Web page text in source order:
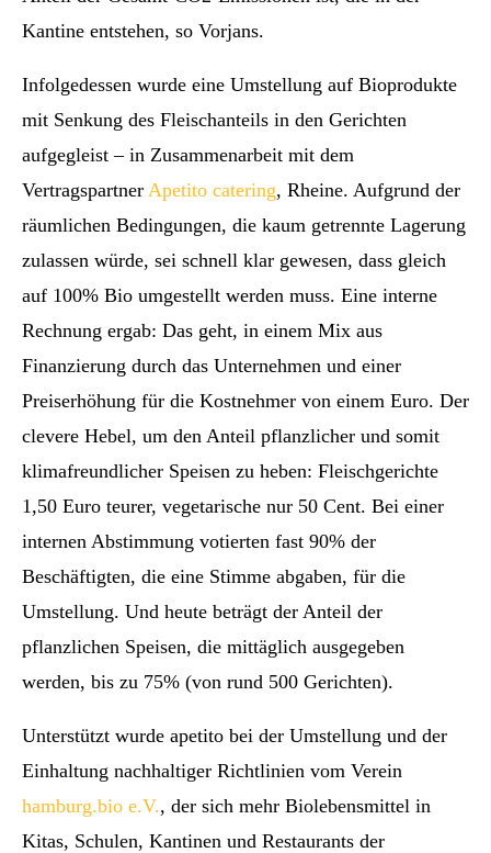
Kantine entstehen, so Vorjans.
Infolgedessen wurde eine Umstellung auf Bioprodukte
mit Senkung des Fleischanteils in den Gerichten
aufgegleist – in Zusammenarbeit mit dem
Vertragspartner Apetito catering, Rheine. Aufgrund der
räumlichen Bedingungen, die kaum getrennte Lagerung
zulassen würde, sei schnell klar gewesen, dass gleich
auf 100% Bio umgestellt werden muss. Eine interne
Rechnung ergab: Das geht, in einem Mix aus
Finanzierung durch das Unternehmen und einer
Preiserhöhung für die Kostnehmer von einem Euro. Der
clevere Hebel, um den Anteil pflanzlicher und somit
klimafreundlicher Speisen zu heben: Fleischgerichte
1,50 Euro teurer, vegetarische nur 50 Cent. Bei einer
internen Abstimmung votierten fast 90% der
Beschäftigten, die eine Stimme abgaben, für die
Umstellung. Und heute beträgt der Anteil der
pflanzlichen Speisen, die mittäglich ausgegeben
werden, bis zu 75% (von rund 500 Gerichten).
Unterstützt wurde apetito bei der Umstellung und der
Einhaltung nachhaltiger Richtlinien vom Verein
hamburg.bio e.V., der sich mehr Biolebensmittel in
Kitas, Schulen, Kantinen und Restaurants der